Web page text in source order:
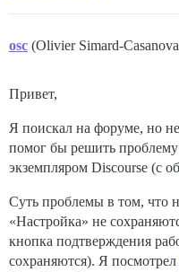
osc (Olivier Simard-
Привет,
Я поискал на форуме, но
помог бы решить
экземпляром Discourse (с
Суть проблемы в том, что
«Настройка» не
кнопка подтверждения
сохраняются). Я посмотрел